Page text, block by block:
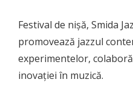
Festival de nișă, Smida
promovează jazzul
experimentelor,
inovației în muzică.